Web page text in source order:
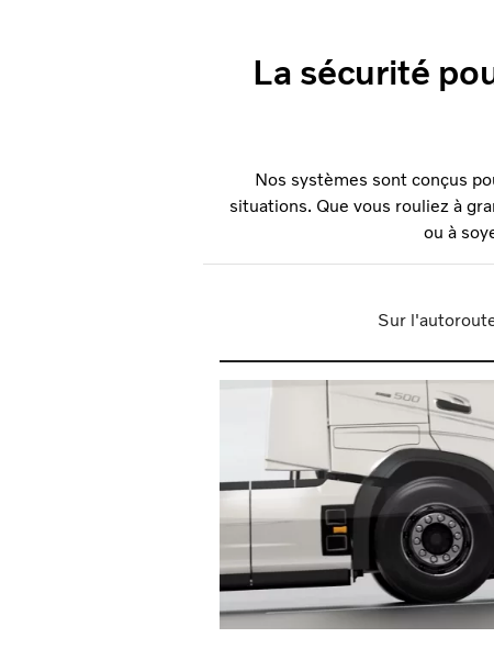
La sécurité
Nos systèmes sont conçus
situations. Que vous rouliez à
ou à
Sur